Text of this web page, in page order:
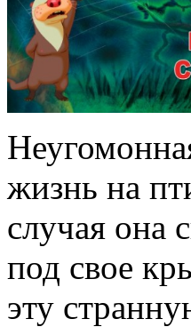
жизнь на
случая она
под свое
эту